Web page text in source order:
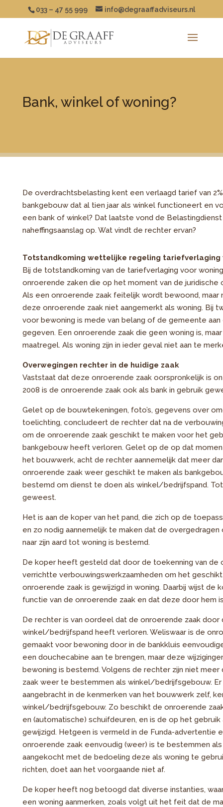
033 – 47 55 999 info@degraaffadviseurs.nl
Bank, winkel of woning?
De overdrachtsbelasting kent een verlaagd tarief van
bankgebouw dat al tien jaar als winkel functioneert en
een bank of winkel? Dat laatste vond de
naheffingsaanslag op. Wat vindt de rechter ervan?
Totstandkoming wettelijke regeling tariefverlaging
Bij de totstandkoming van de tariefverlaging voor
onroerende zaken die op het moment van de juridische
Als een onroerende zaak feitelijk wordt bewoond, maar
deze onroerende zaak niet aangemerkt als woning. Bij
voor bewoning is mede van belang of de gemeente
gegeven. Een onroerende zaak die geen woning is,
maatregel. Als woning zijn in ieder geval niet aan te
Overwegingen rechter in de huidige zaak
Vaststaat dat deze onroerende zaak oorspronkelijk is
2008 is de onroerende zaak ook als bank in gebruik
Gelet op de bouwtekeningen, foto’s, gegevens over
toelichting, concludeert de rechter dat na de
om de onroerende zaak geschikt te maken voor het
bankgebouw heeft verloren. Gelet op de op dat
het bouwwerk, acht de rechter aannemelijk dat meer
onroerende zaak weer geschikt te maken als
bestemd om dienst te doen als winkel/bedrijfspand.
geweest.
Het is aan de koper van het pand, die zich op de
en zo nodig aannemelijk te maken dat de
naar zijn aard tot woning is bestemd.
De koper heeft gesteld dat door de toekenning van de
verrichtte verbouwingswerkzaamheden om het
onroerende zaak is gewijzigd in woning. Daarbij wijst
functie van de onroerende zaak en dat deze door hem
De rechter is van oordeel dat de onroerende zaak door
winkel/bedrijfspand heeft verloren. Weliswaar is de
gemaakt voor bewoning door in de bankkluis
een douchecabine aan te brengen, maar deze
bewoning is bestemd. Volgens de rechter zijn niet
zaak weer te bestemmen als winkel/bedrijfsgebouw.
aangebracht in de kenmerken van het bouwwerk zelf,
winkel/bedrijfsgebouw. Zo beschikt de onroerende
en (automatische) schuifdeuren, en is de op het
gewijzigd. Hetgeen is vermeld in de Funda-
onroerende zaak eenvoudig (weer) is te bestemmen
aangekocht met de bedoeling deze als woning te
richten, doet aan het voorgaande niet af.
De koper heeft nog betoogd dat diverse instanties,
een woning aanmerken, zoals volgt uit het feit dat de